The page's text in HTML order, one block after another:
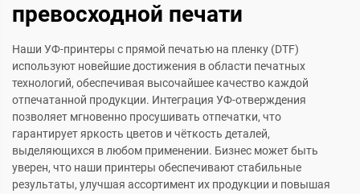
превосходной печати
Наши УФ-принтеры с прямой печатью на пленку (DTF)
используют новейшие достижения в области печатных
технологий, обеспечивая высочайшее качество каждой
отпечатанной продукции. Интеграция УФ-отверждения
позволяет мгновенно просушивать отпечатки, что
гарантирует яркость цветов и чёткость деталей,
выделяющихся в любом применении. Бизнес может быть
уверен, что наши принтеры обеспечивают стабильные
результаты, улучшая ассортимент их продукции и повышая